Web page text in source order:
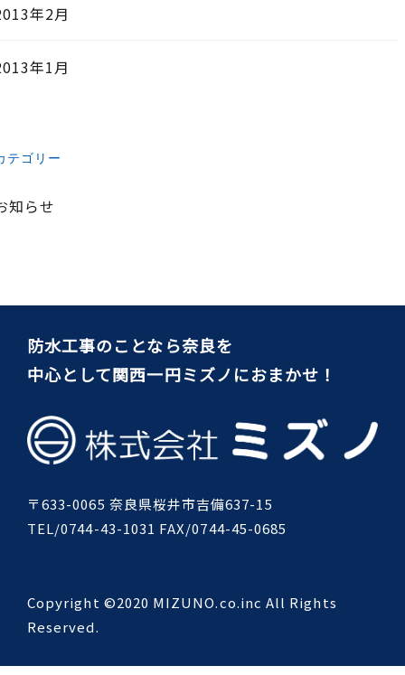
年2月
年1月
テゴリー
知らせ
防水工事のことなら奈良を
中心として関西一円ミズノにおまかせ！
〒633-0065 奈良県桜井市吉備637-15
TEL/0744-43-1031 FAX/0744-45-0685
Copyright ©2020 MIZUNO.co.inc All Rights
Reserved.